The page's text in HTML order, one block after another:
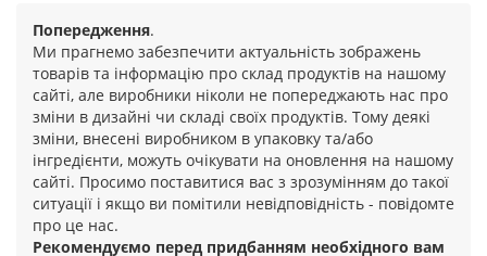
Попередження.
Ми прагнемо забезпечити актуальність зображень
товарів та інформацію про склад продуктів на нашому
сайті, але виробники ніколи не попереджають нас про
зміни в дизайні чи складі своїх продуктів. Тому деякі
зміни, внесені виробником в упаковку та/або
інгредієнти, можуть очікувати на оновлення на нашому
сайті. Просимо поставитися вас з зрозумінням до такої
ситуації і якщо ви помітили невідповідність - повідомте
про це нас.
Рекомендуємо перед придбанням необхідного вам